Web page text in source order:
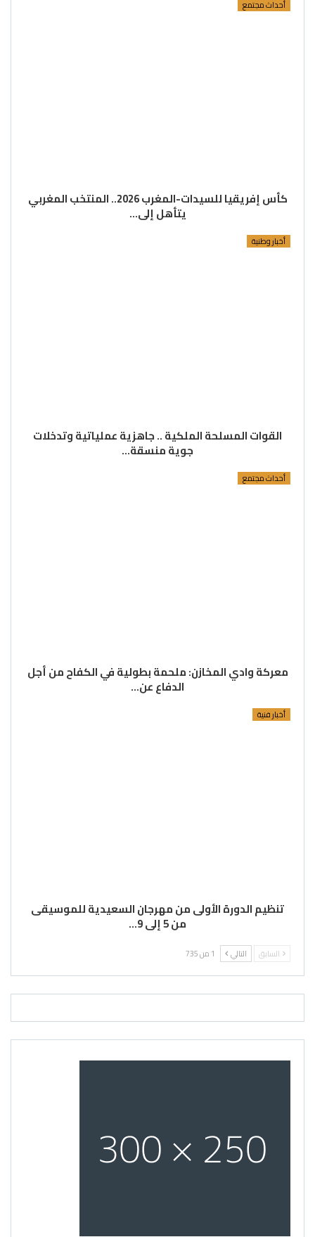
أحداث مجتمع
كأس إفريقيا للسيدات-المغرب 2026.. المنتخب المغربي
يتأهل إلى…
أخبار وطنية
القوات المسلحة الملكية .. جاهزية عملياتية وتدخلات
جوية منسقة…
أحداث مجتمع
معركة وادي المخازن: ملحمة بطولية في الكفاح من أجل
الدفاع عن…
أخبار فنية
تنظيم الدورة الأولى من مهرجان السعيدية للموسيقى
من 5 إلى 9…
السابق التالي 1 من 735